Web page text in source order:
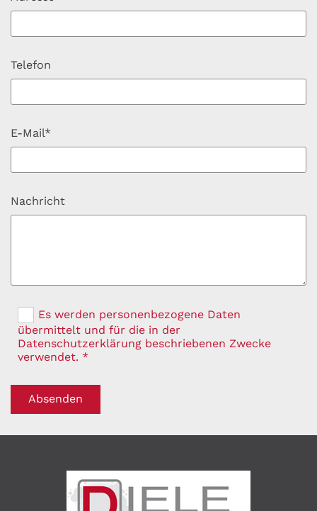
Telefon
E-Mail*
Nachricht
Es werden personenbezogene Daten
übermittelt und für die in der
Datenschutzerklärung beschriebenen Zwecke
verwendet. *